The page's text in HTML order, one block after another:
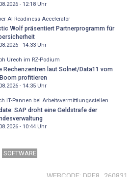
- 12:18Uhr
AI Readiness Accelerator
Wolf präsentiert Partnerprogramm für
- 14:33Uhr
Urech im RZ-Podium
Rechenzentren laut Solnet/Data11 vom
profitieren
- 14:35Uhr
IT-Pannen bei Arbeitsvermittlungsstellen
SAP droht eine Geldstrafe der
- 10:44Uhr
SOFTWARE